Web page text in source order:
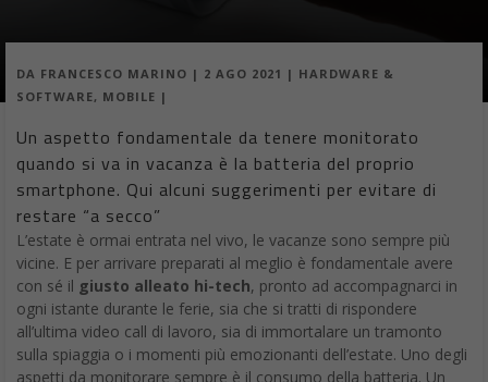
DA FRANCESCO MARINO | 2 AGO 2021 | HARDWARE &
SOFTWARE, MOBILE |
Un aspetto fondamentale da tenere monitorato
quando si va in vacanza è la batteria del proprio
smartphone. Qui alcuni suggerimenti per evitare di
restare “a secco”
L’estate è ormai entrata nel vivo, le vacanze sono sempre più
vicine. E per arrivare preparati al meglio è fondamentale avere
con sé il giusto alleato hi-tech, pronto ad accompagnarci in
ogni istante durante le ferie, sia che si tratti di rispondere
all’ultima video call di lavoro, sia di immortalare un tramonto
sulla spiaggia o i momenti più emozionanti dell’estate. Uno degli
aspetti da monitorare sempre è il consumo della batteria. Un